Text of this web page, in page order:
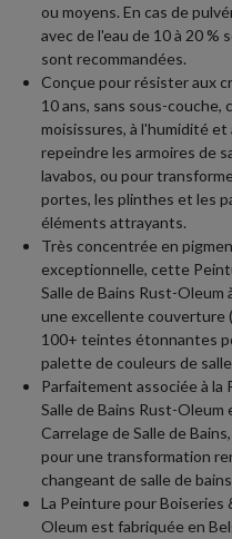
ou moyens. En cas de
avec de l'eau de 10 à 20 %
sont recommandées.
Conçue pour résister aux
10 ans, sans sous-
moisissures, à l'humidité
repeindre les armoires de
lavabos, ou pour
portes, les plinthes et les
éléments attrayants.
Très concentrée en
exceptionnelle, cette
Salle de Bains Rust-
une excellente couverture
100+ teintes étonnantes
palette de couleurs de
Parfaitement associée à
Salle de Bains Rust-
Carrelage de Salle de
pour une transformation
changeant de salle de
La Peinture pour Boiseries
Oleum est fabriquée en